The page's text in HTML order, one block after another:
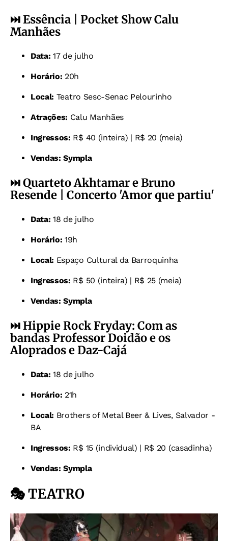
⏭️Essência
Pocket Show Calu
Manhães
Data: 17 de julho
Horário: 20h
Local: Teatro Sesc-Senac Pelourinho
Atrações: Calu Manhães
Ingressos: R$ 40 (inteira) | R$ 20 (meia)
Vendas: Sympla
⏭️Quarteto Akhtamar e Bruno
Resende | Concerto 'Amor que partiu'
Data:18 de julho
Horário: 19h
Local: Espaço Cultural da Barroquinha
Ingressos: R$ 50 (inteira) | R$ 25 (meia)
Vendas: Sympla
⏭️Hippie Rock Fryday: Com as
bandas Professor Doidão e os
Aloprados e Daz-Cajá
Data: 18 de julho
Horário: 21h
Local: Brothers of Metal Beer & Lives, Salvador -
BA
Ingressos: R$ 15 (individual) | R$ 20 (casadinha)
Vendas:Sympla
🎭 TEATRO